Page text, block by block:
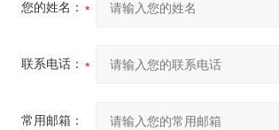
您的姓名：
联系电话：
常用邮箱：